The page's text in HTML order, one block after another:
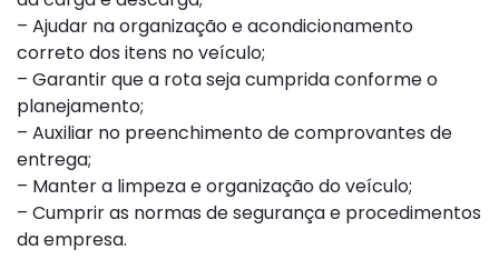
– Ajudar na organização e acondicionamento
correto dos itens no veículo;
– Garantir que a rota seja cumprida conforme o
planejamento;
– Auxiliar no preenchimento de comprovantes de
entrega;
– Manter a limpeza e organização do veículo;
– Cumprir as normas de segurança e procedimentos
da empresa.